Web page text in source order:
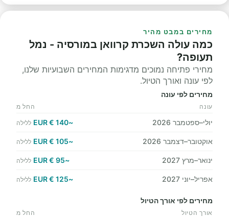
מחירים במבט מהיר
כמה עולה השכרת קרוואן במורסיה - נמל
תעופה?
מחירי פתיחה נמוכים מדגימות המחירים השבועיות שלנו,
לפי עונה ואורך הטיול.
מחירים לפי עונה
עונה החל מ
יולי–ספטמבר 2026 ~140 € EUR ללילה
אוקטובר–דצמבר 2026 ~105 € EUR ללילה
ינואר–מרץ 2027 ~95 € EUR ללילה
אפריל–יוני 2027 ~125 € EUR ללילה
מחירים לפי אורך הטיול
אורך הטיול החל מ